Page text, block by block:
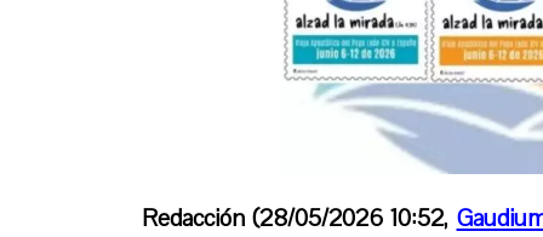
Redacción (28/05/2026 10:52,